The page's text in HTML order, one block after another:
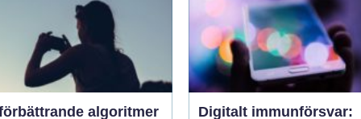
algoritmer
Digitalt immunförsvar: